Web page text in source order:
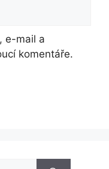
e-mail a
komentáře.